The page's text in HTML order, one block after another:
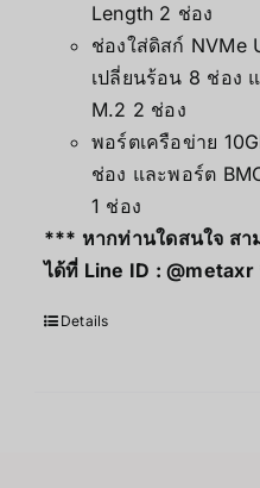
Length 2 ช่อง
ช่องใส่ดิสก์ NVMe
เปลี่ยนร้อน 8 ช่อง
M.2 2 ช่อง
พอร์ตเครือข่าย
ช่อง และพอร์ต
1 ช่อง
*** หากท่านใดสนใจ สา
ได้ที่ Line ID :@metaxr
Details